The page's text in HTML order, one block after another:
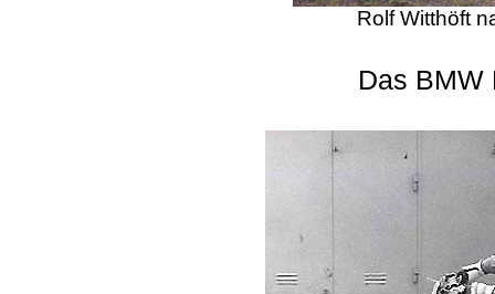
Rolf Witthöft
Das BMW